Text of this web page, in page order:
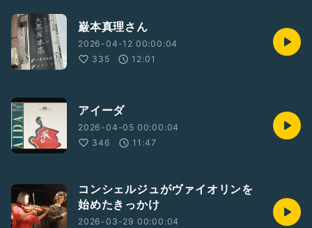
巌本真理さん
2026-04-12 00:00:04
335
12:01
アイーダ
2026-04-05 00:00:04
346
11:47
コンシェルジュがヴァイオリンを
始めたきっかけ
2026-03-29 00:00:04